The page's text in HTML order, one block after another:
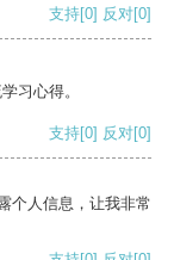
支持[0] 反对[0]
习心得。
支持[0] 反对[0]
个人信息，让我非常